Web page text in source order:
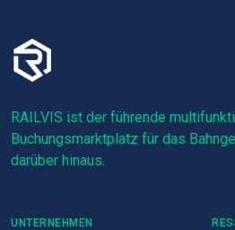
RAILVIS ist der führende
Buchungsmarktplatz für das
darüber hinaus.
UNTERNEHMEN